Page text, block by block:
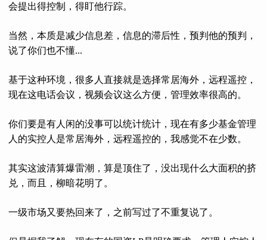
会提出得控制，得盯他行踪。
当然，本质是减少信息差，信息的滞后性，预判他的预判，
说了你们也不懂...
基于这种环境，很多人直接就是选择常居海外，远程遥控，
现在这电话会议，视频会议这么方便，管理效率很高的。
你们要是有人闲的没事可以统计统计，现在有多少基金管理
人的实控人是常居海外，远程遥控的，我感觉不在少数。
其实这波清算爆雷潮，算是顶住了，没出现什么大面积的挤
兑，而且，柳暗花明了。
一级市场又要热回来了，之前写过了不重复说了。